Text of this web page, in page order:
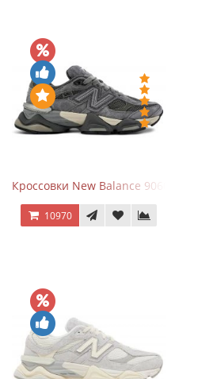
Кроссовки New Balance 9060 x
10970